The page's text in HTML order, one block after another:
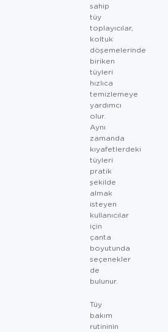
sahip
tüy
toplayıcılar,
koltuk
döşemelerinde
biriken
tüyleri
hızlıca
temizlemeye
yardımcı
olur.
Aynı
zamanda
kıyafetlerdeki
tüyleri
pratik
şekilde
almak
isteyen
kullanıcılar
için
çanta
boyutunda
seçenekler
de
bulunur.
Tüy
bakım
rutininin